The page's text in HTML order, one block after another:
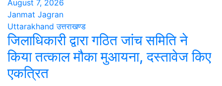
August 7, 2026
Janmat Jagran
Uttarakhand उत्तराखण्ड
जिलाधिकारी द्वारा गठित जांच समिति ने
किया तत्काल मौका मुआयना, दस्तावेज किए
एकत्रित